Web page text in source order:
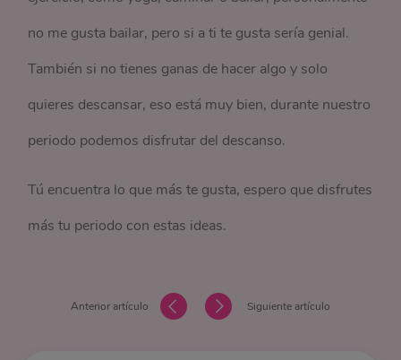
no me gusta bailar, pero si a ti te gusta sería genial.
También si no tienes ganas de hacer algo y solo
quieres descansar, eso está muy bien, durante nuestro
periodo podemos disfrutar del descanso.
Tú encuentra lo que más te gusta, espero que disfrutes
más tu periodo con estas ideas.
Anterior artículo Siguiente artículo